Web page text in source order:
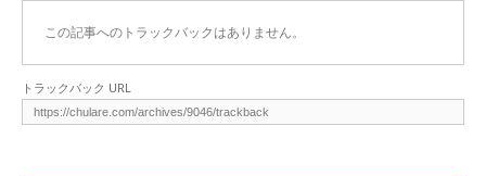
この記事へのトラックバックはありません。
トラックバック URL